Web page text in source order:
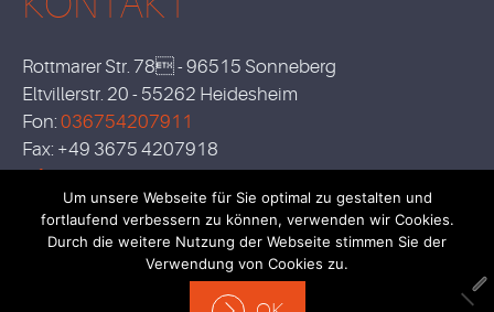
Rottmarer Str. 78 - 96515 Sonneberg
Eltvillerstr. 20 - 55262 Heidesheim
Fon: 036754207911
Fax: +49 3675 4207918
Um unsere Webseite für Sie optimal zu gestalten und
fortlaufend verbessern zu können, verwenden wir Cookies.
Durch die weitere Nutzung der Webseite stimmen Sie der
Verwendung von Cookies zu.